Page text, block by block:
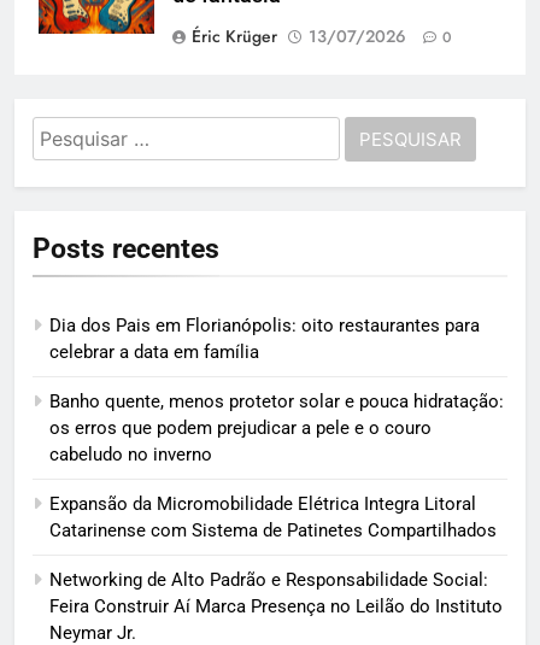
Éric Krüger
13/07/2026 0
Pesquisar
por:
Posts recentes
Dia dos Pais em Florianópolis: oito restaurantes para
celebrar a data em família
Banho quente, menos protetor solar e pouca hidratação:
os erros que podem prejudicar a pele e o couro
cabeludo no inverno
Expansão da Micromobilidade Elétrica Integra Litoral
Catarinense com Sistema de Patinetes Compartilhados
Networking de Alto Padrão e Responsabilidade Social:
Feira Construir Aí Marca Presença no Leilão do Instituto
Neymar Jr.